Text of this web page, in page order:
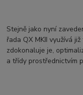
Stejně jako nyní
řada QX MKII využívá
zdokonaluje je,
a třídy prostřednictvím